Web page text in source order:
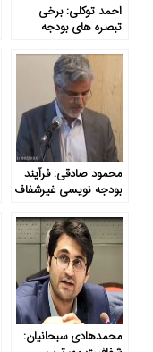
احمد توکلی: برخی
تبصره های بودجه
است
محمود صادقی: فرآیند
بودجه نویسی غیرشفاف
محمد‌هادی سبحانیان: